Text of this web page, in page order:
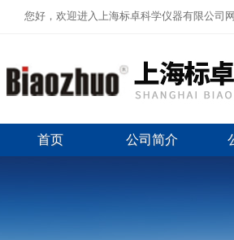
您好，欢迎进入上海标卓科学仪器有限公司网
首页 公司简介